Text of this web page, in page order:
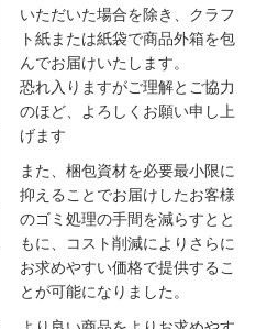
いただいた場合を除き、クラフ
ト紙または紙袋で商品外箱を包
んでお届けいたします。
恐れ入りますがご理解とご協力
のほど、よろしくお願い申し上
げます
また、梱包資材を必要最小限に
抑えることでお届けしたお客様
のゴミ処理の手間を減らすとと
もに、コスト削減によりさらに
お求めやすい価格で提供するこ
とが可能になりました。